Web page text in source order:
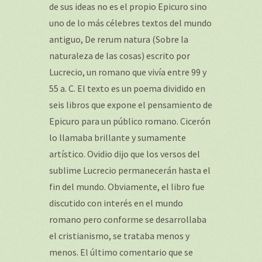
de sus ideas no es el propio Epicuro sino
uno de lo más célebres textos del mundo
antiguo, De rerum natura (Sobre la
naturaleza de las cosas) escrito por
Lucrecio, un romano que vivía entre 99 y
55 a. C. El texto es un poema dividido en
seis libros que expone el pensamiento de
Epicuro para un público romano. Cicerón
lo llamaba brillante y sumamente
artístico. Ovidio dijo que los versos del
sublime Lucrecio permanecerán hasta el
fin del mundo. Obviamente, el libro fue
discutido con interés en el mundo
romano pero conforme se desarrollaba
el cristianismo, se trataba menos y
menos. El último comentario que se